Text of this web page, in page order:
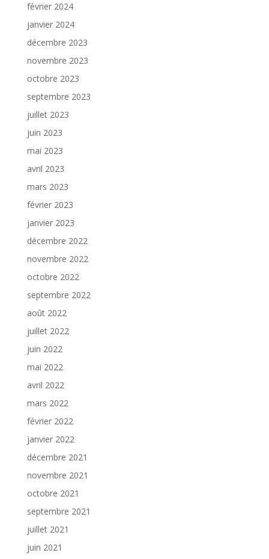
février 2024
janvier 2024
décembre 2023
novembre 2023
octobre 2023
septembre 2023
juillet 2023
juin 2023
mai 2023
avril 2023
mars 2023
février 2023
janvier 2023
décembre 2022
novembre 2022
octobre 2022
septembre 2022
août 2022
juillet 2022
juin 2022
mai 2022
avril 2022
mars 2022
février 2022
janvier 2022
décembre 2021
novembre 2021
octobre 2021
septembre 2021
juillet 2021
juin 2021